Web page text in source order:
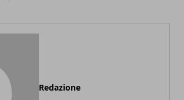
Redazione